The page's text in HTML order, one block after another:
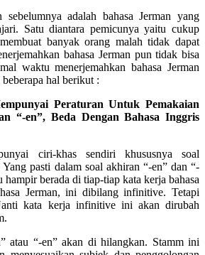
sebelumnya adalah bahasa Jerman yang
Satu diantara pemicunya yaitu cukup
banyak orang malah tidak dapat
bahasa Jerman pun tidak bisa
waktu menerjemahkan bahasa Jerman
hal berikut :
Peraturan Untuk Pemakaian
“-en”, Beda Dengan Bahasa Inggris
ciri-khas sendiri khususnya soal
pasti dalam soal akhiran “-en” dan “-
berada di tiap-tiap kata kerja bahasa
Jerman, ini dibilang infinitive. Tetapi
kata kerja infinitive ini akan dirubah
atau “-en” akan di hilangkan. Stamm ini